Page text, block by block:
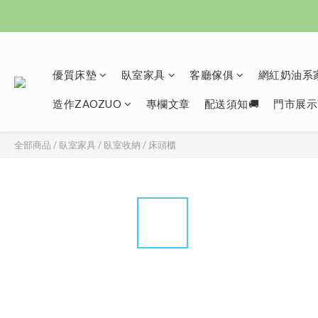
優質床墊 臥室家具 客廳傢俱 網紅奶油
造作ZAOZUO 專欄文章 配送須知🚚 門市展
全部商品 / 臥室家具 / 臥室收納 / 床頭櫃